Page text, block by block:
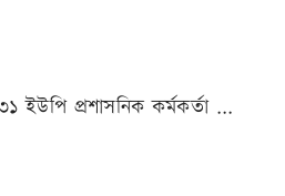
ইউপি প্রশাসনিক কর্মকর্তা ...